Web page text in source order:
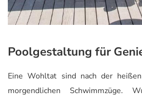
Poolgestaltung für
Eine Wohltat sind nach der
morgendlichen Schwimmzüge.